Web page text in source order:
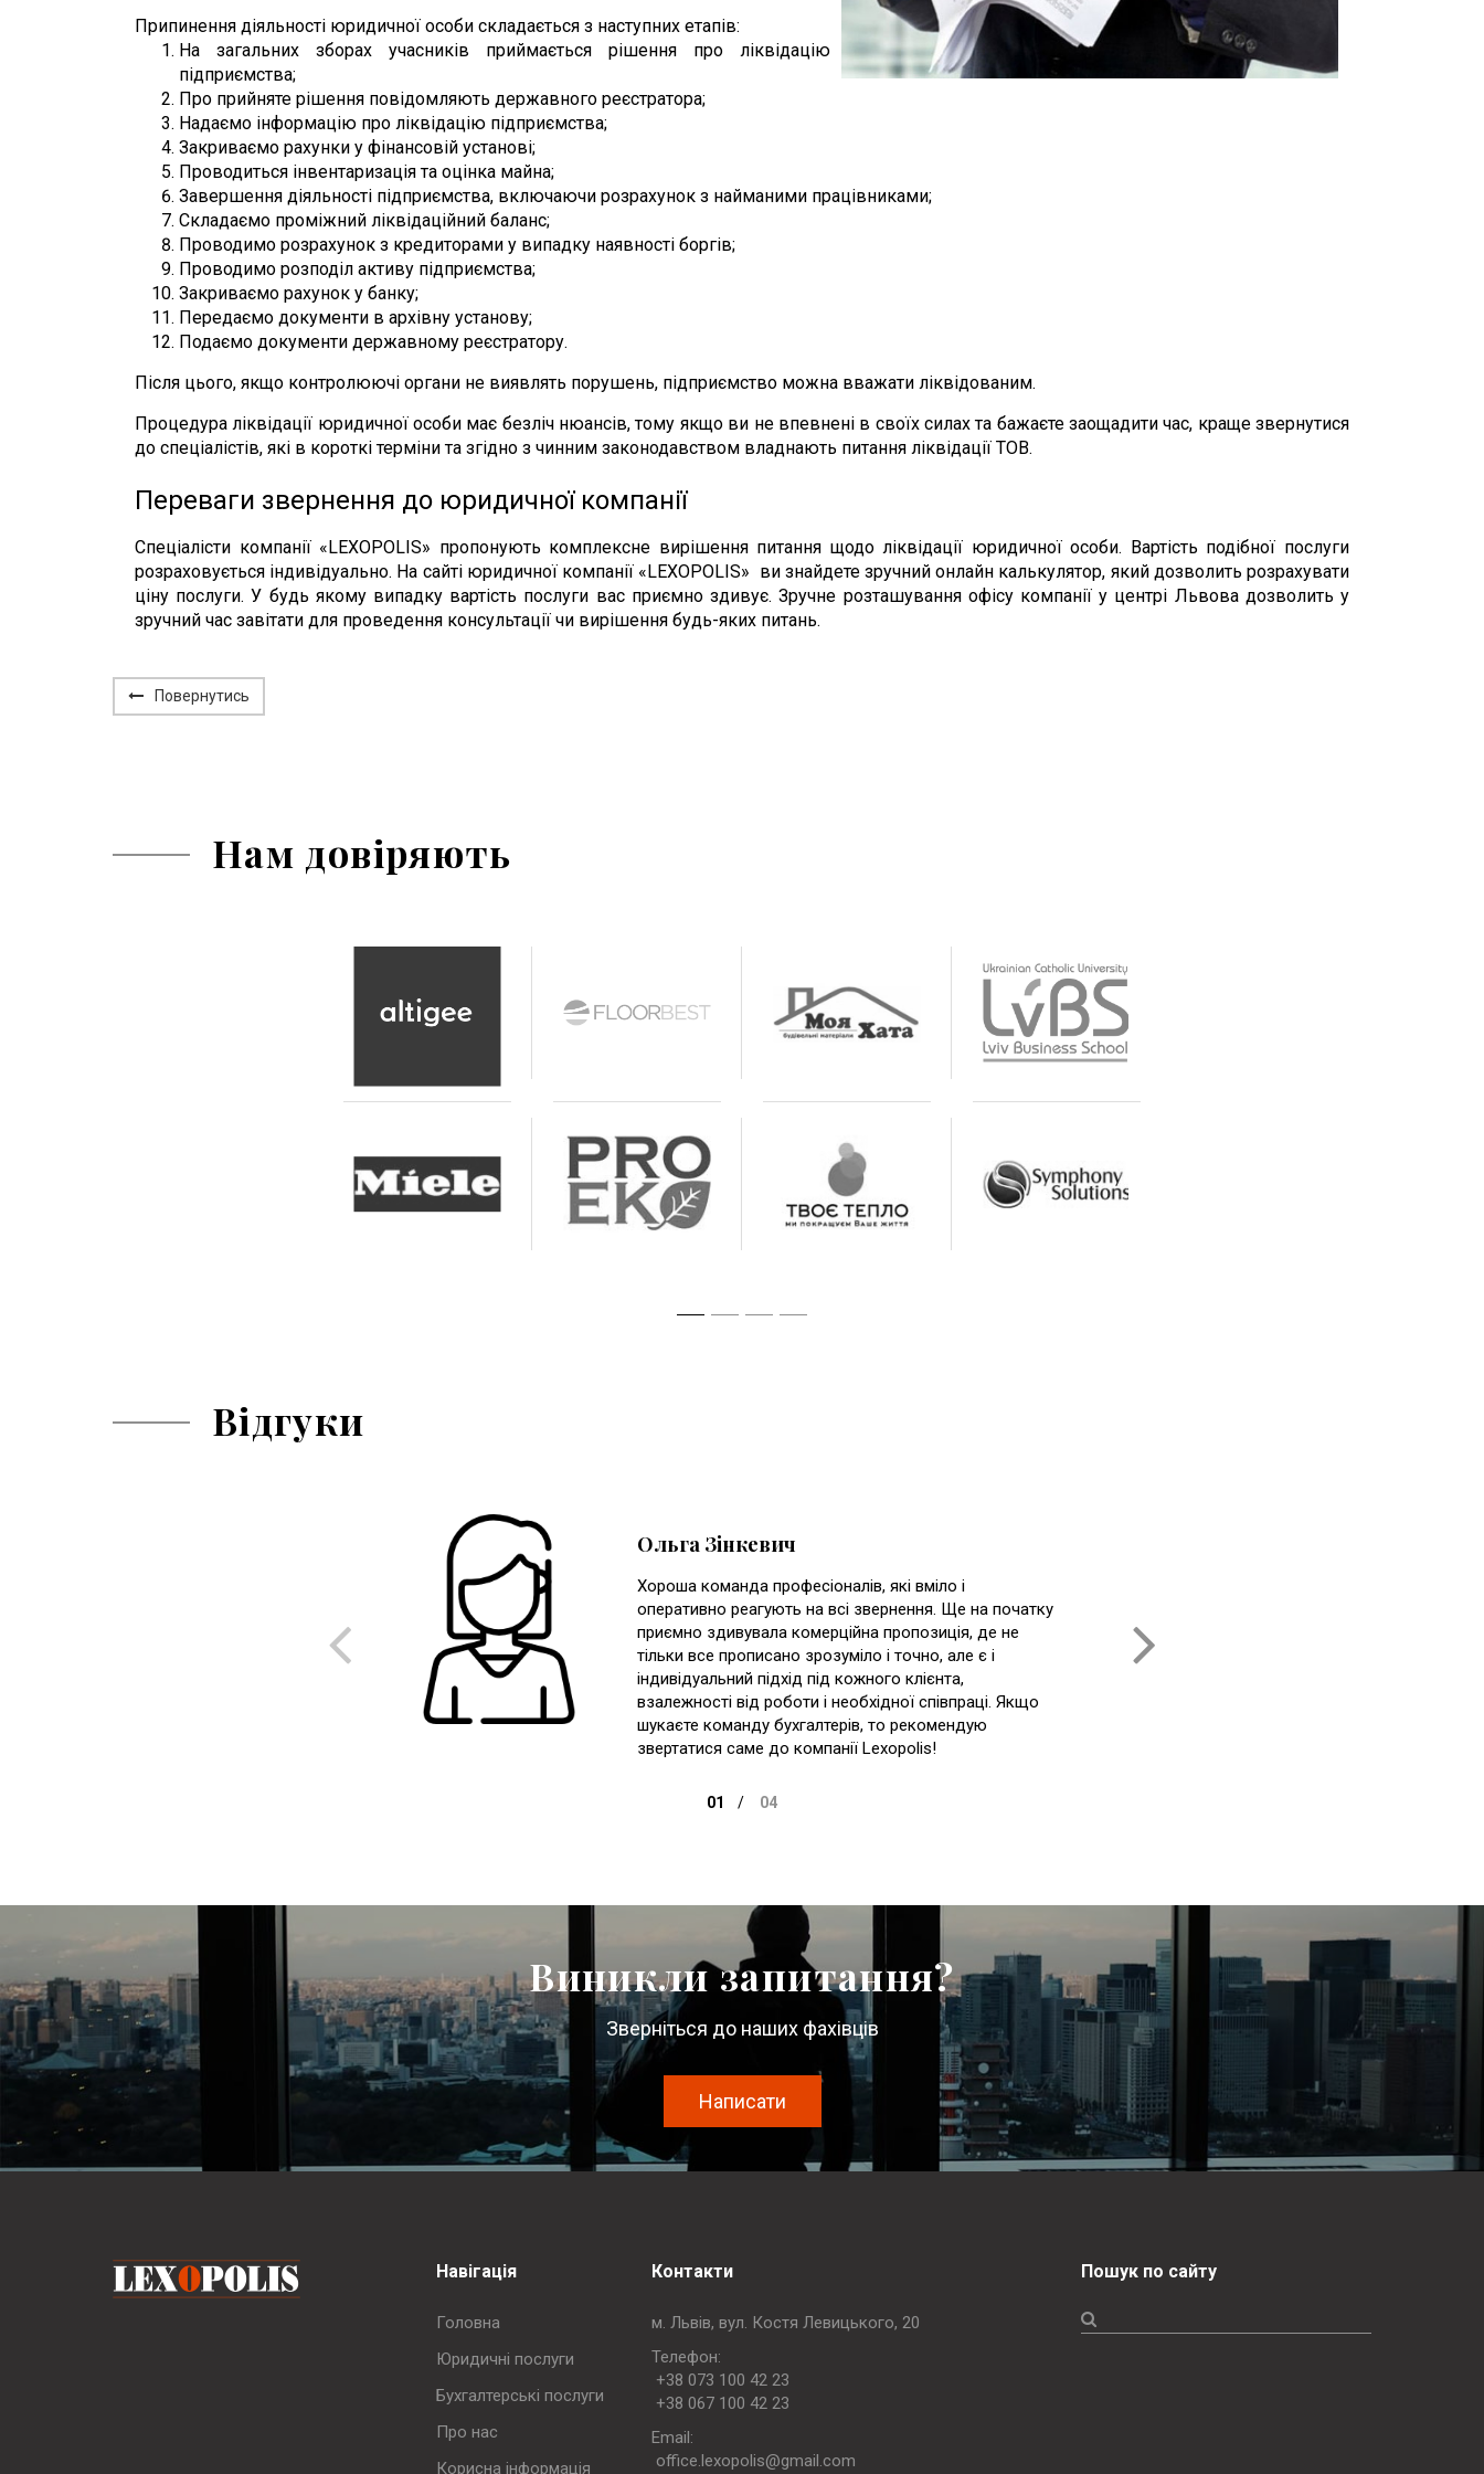
Припинення діяльності юридичної особи складається з наступних етапів:
На загальних зборах учасників приймається рішення про ліквідацію
підприємства;
Про прийняте рішення повідомляють державного реєстратора;
Надаємо інформацію про ліквідацію підприємства;
Закриваємо рахунки у фінансовій установі;
Проводиться інвентаризація та оцінка майна;
Завершення діяльності підприємства, включаючи розрахунок з найманими працівниками;
Складаємо проміжний ліквідаційний баланс;
Проводимо розрахунок з кредиторами у випадку наявності боргів;
Проводимо розподіл активу підприємства;
Закриваємо рахунок у банку;
Передаємо документи в архівну установу;
Подаємо документи державному реєстратору.
Після цього, якщо контролюючі органи не виявлять порушень, підприємство можна вважати ліквідованим.
Процедура ліквідації юридичної особи має безліч нюансів, тому якщо ви не впевнені в своїх силах та бажаєте заощадити час, краще звернутися
до спеціалістів, які в короткі терміни та згідно з чинним законодавством владнають питання ліквідації ТОВ.
Переваги звернення до юридичної компанії
Спеціалісти компанії «LEXOPOLIS» пропонують комплексне вирішення питання щодо ліквідації юридичної особи. Вартість подібної послуги
розраховується індивідуально. На сайті юридичної компанії «LEXOPOLIS» ви знайдете зручний онлайн калькулятор, який дозволить розрахувати
ціну послуги. У будь якому випадку вартість послуги вас приємно здивує. Зручне розташування офісу компанії у центрі Львова дозволить у
зручний час завітати для проведення консультації чи вирішення будь-яких питань.
Повернутись
Нам довіряють
Відгуки
Ольга Зінкевич
Хороша команда професіоналів, які вміло і
оперативно реагують на всі звернення. Ще на початку
приємно здивувала комерційна пропозиція, де не
тільки все прописано зрозуміло і точно, але є і
індивідуальний підхід під кожного клієнта,
взалежності від роботи і необхідної співпраці. Якщо
шукаєте команду бухгалтерів, то рекомендую
звертатися саме до компанії Lexopolis!
Виникли запитання?
Зверніться до наших фахівців
Написати
Навігація
Головна
Юридичні послуги
Бухгалтерські послуги
Про нас
Корисна інформація
Контакти
м. Львів, вул. Костя Левицького, 20
Телефон:
+38 073 100 42 23
+38 067 100 42 23
Еmail:
office.lexopolis@gmail.com
Пошук по сайту